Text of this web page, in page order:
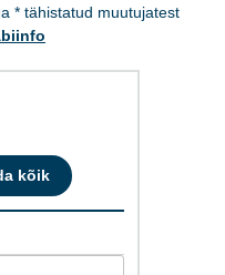
* tähistatud muutujatest